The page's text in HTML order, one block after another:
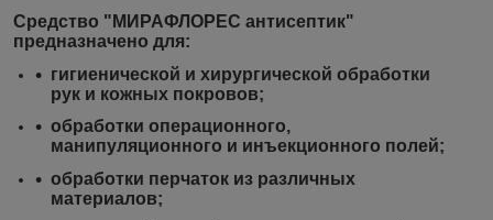
Средство "МИРАФЛОРЕС антисептик"
предназначено для:
гигиенической и хирургической обработки
рук и кожных покровов;
обработки операционного,
манипуляционного и инъекционного полей;
обработки перчаток из различных
материалов;